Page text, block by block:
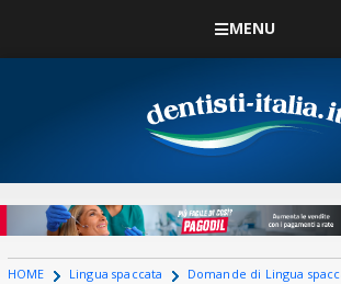
MENU
HOME Lingua spaccata Domande di Lingua